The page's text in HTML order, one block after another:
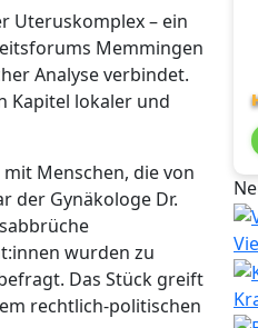
Uteruskomplex – ein
Memmingen
Analyse verbindet.
Kapitel lokaler und
Menschen, die von
der Gynäkologe Dr.
wurden zu
Das Stück greift
rechtlich-politischen